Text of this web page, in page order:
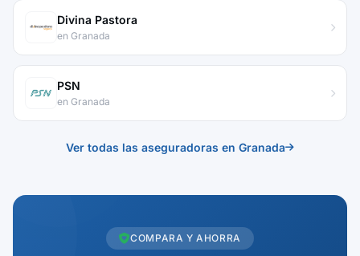
Divina Pastora
en Granada
PSN
en Granada
Ver todas las aseguradoras en Granada
COMPARA Y AHORRA